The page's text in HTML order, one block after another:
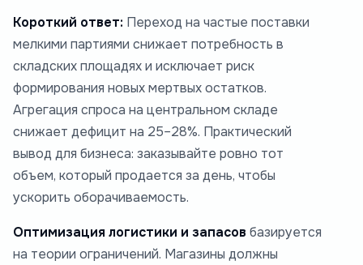
Короткий ответ: Переход на частые поставки
мелкими партиями снижает потребность в
складских площадях и исключает риск
формирования новых мертвых остатков.
Агрегация спроса на центральном складе
снижает дефицит на 25–28%. Практический
вывод для бизнеса: заказывайте ровно тот
объем, который продается за день, чтобы
ускорить оборачиваемость.
Оптимизация логистики и запасов базируется
на теории ограничений. Магазины должны